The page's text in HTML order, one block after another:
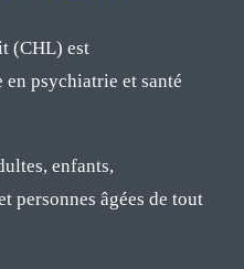
(CHL) est
en psychiatrie et santé
enfants,
personnes âgées de tout